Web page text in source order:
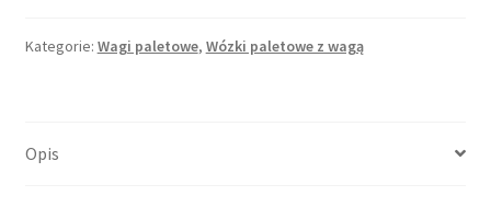
wagą
2000
Kategorie: Wagi paletowe, Wózki paletowe z wagą
Opis